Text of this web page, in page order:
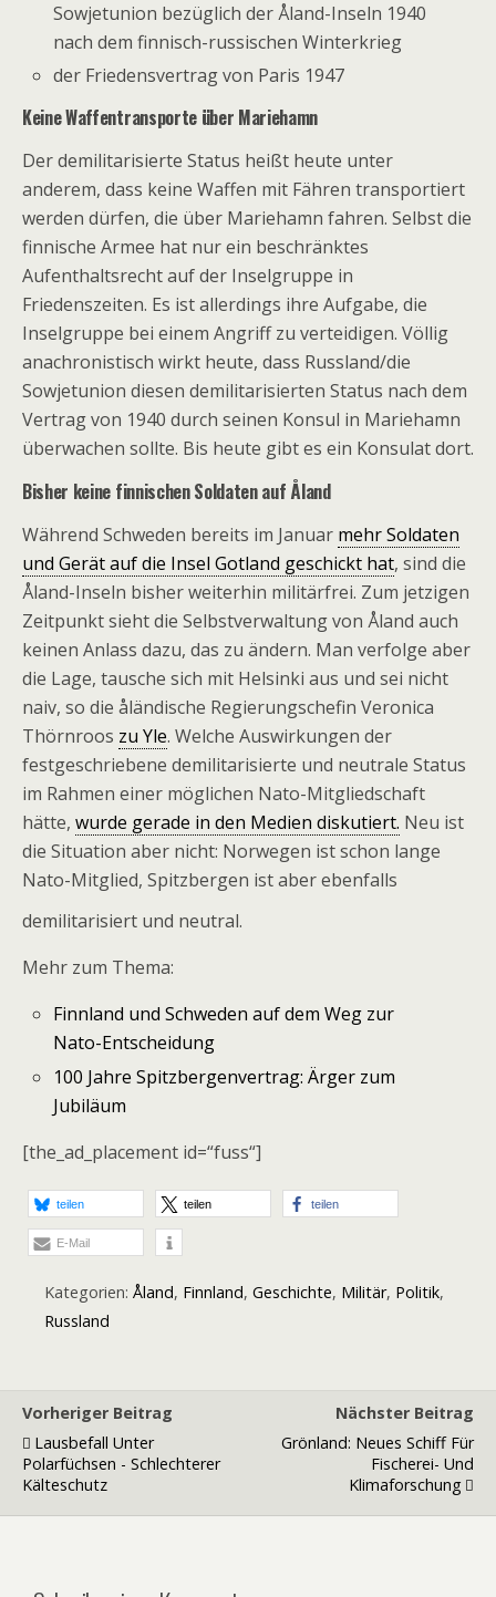
Sowjetunion bezüglich der Åland-Inseln 1940
nach dem finnisch-russischen Winterkrieg
der Friedensvertrag von Paris 1947
Keine Waffentransporte über Mariehamn
Der demilitarisierte Status heißt heute unter
anderem, dass keine Waffen mit Fähren transportiert
werden dürfen, die über Mariehamn fahren. Selbst die
finnische Armee hat nur ein beschränktes
Aufenthaltsrecht auf der Inselgruppe in
Friedenszeiten. Es ist allerdings ihre Aufgabe, die
Inselgruppe bei einem Angriff zu verteidigen. Völlig
anachronistisch wirkt heute, dass Russland/die
Sowjetunion diesen demilitarisierten Status nach dem
Vertrag von 1940 durch seinen Konsul in Mariehamn
überwachen sollte. Bis heute gibt es ein Konsulat dort.
Bisher keine finnischen Soldaten auf Åland
Während Schweden bereits im Januar mehr Soldaten
und Gerät auf die Insel Gotland geschickt hat, sind die
Åland-Inseln bisher weiterhin militärfrei. Zum jetzigen
Zeitpunkt sieht die Selbstverwaltung von Åland auch
keinen Anlass dazu, das zu ändern. Man verfolge aber
die Lage, tausche sich mit Helsinki aus und sei nicht
naiv, so die åländische Regierungschefin Veronica
Thörnroos zu Yle. Welche Auswirkungen der
festgeschriebene demilitarisierte und neutrale Status
im Rahmen einer möglichen Nato-Mitgliedschaft
hätte, wurde gerade in den Medien diskutiert. Neu ist
die Situation aber nicht: Norwegen ist schon lange
Nato-Mitglied, Spitzbergen ist aber ebenfalls
demilitarisiert und neutral.
Mehr zum Thema:
Finnland und Schweden auf dem Weg zur
Nato-Entscheidung
100 Jahre Spitzbergenvertrag: Ärger zum
Jubiläum
[the_ad_placement id=“fuss“]
teilen teilen teilen
E-Mail
Kategorien: Åland, Finnland, Geschichte, Militär, Politik,
Russland
Vorheriger Beitrag
Lausbefall Unter
Polarfüchsen - Schlechterer
Kälteschutz
Nächster Beitrag
Grönland: Neues Schiff Für
Fischerei- Und
Klimaforschung